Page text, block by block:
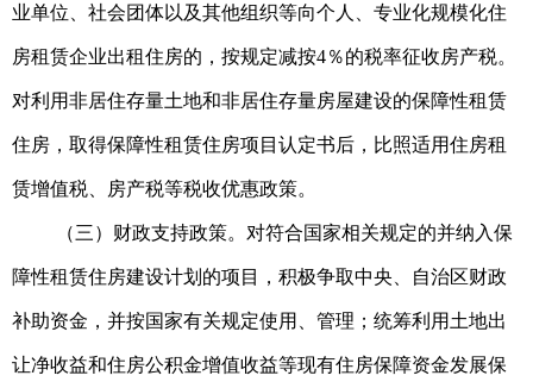
业单位、社会团体以及其他组织等向个人、专业化规模化住
房租赁企业出租住房的，按规定减按4％的税率征收房产税。
对利用非居住存量土地和非居住存量房屋建设的保障性租赁
住房，取得保障性租赁住房项目认定书后，比照适用住房租
赁增值税、房产税等税收优惠政策。
（三）财政支持政策。对符合国家相关规定的并纳入保
障性租赁住房建设计划的项目，积极争取中央、自治区财政
补助资金，并按国家有关规定使用、管理；统筹利用土地出
让净收益和住房公积金增值收益等现有住房保障资金发展保